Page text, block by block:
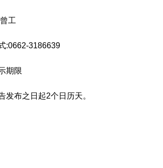
工
3186639
期限
布之日起2个日历天。